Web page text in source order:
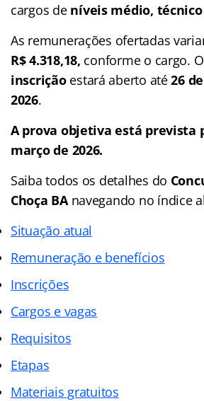
cargos de níveis médio,
As remunerações ofertadas
R$ 4.318,18, conforme o cargo.
inscrição estará aberto até26
2026.
A prova objetiva está prevista
março de 2026.
Saiba todos os detalhes do
Choça BAnavegando no índice
Situação atual
Remuneração e benefícios
Inscrições
Cargos e vagas
Requisitos
Etapas
Materiais gratuitos